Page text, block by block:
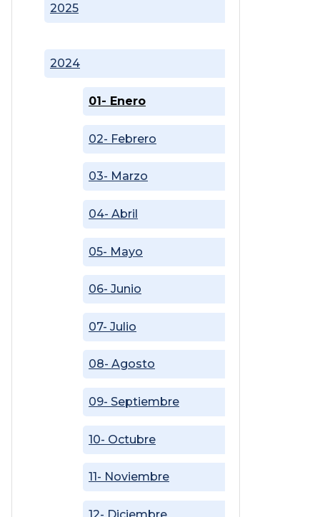
2024
01- Enero
02- Febrero
03- Marzo
04- Abril
05- Mayo
06- Junio
07- Julio
08- Agosto
09- Septiembre
10- Octubre
11- Noviembre
12- Diciembre
2025